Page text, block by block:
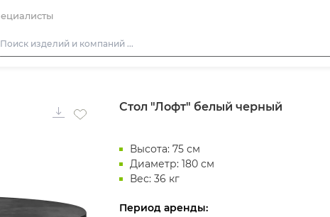
Пуфы
Стол "Лофт" белый черный
Высота: 75 см
Диаметр: 180 см
Вес: 36 кг
Период аренды: